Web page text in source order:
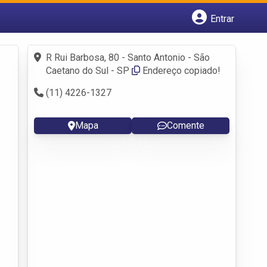
Entrar
Fazer login
Criar conta
R Rui Barbosa, 80 - Santo Antonio - São
Caetano do Sul - SP
Endereço copiado!
(11) 4226-1327
Mapa Comente